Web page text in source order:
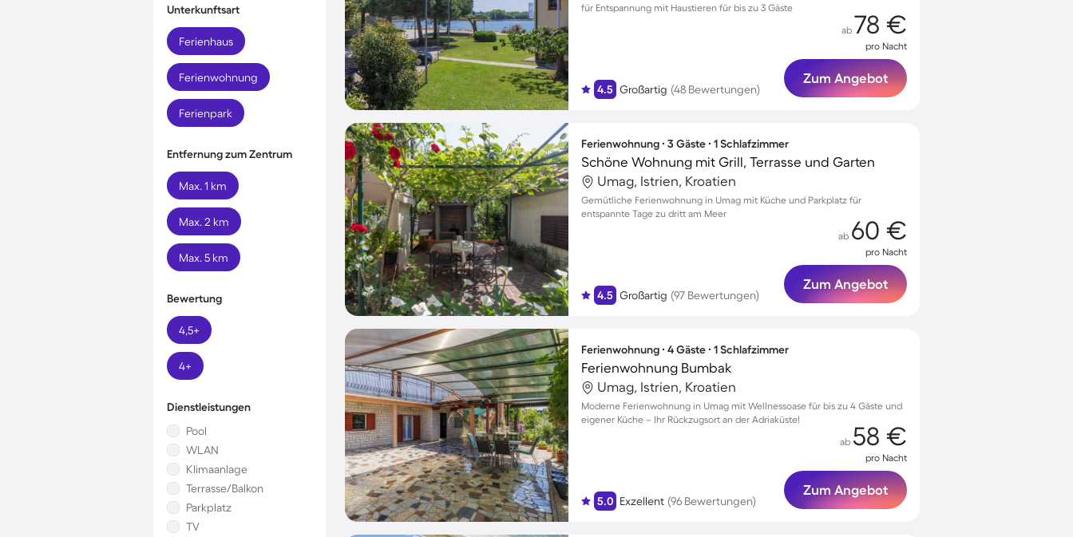
Unterkunftsart
Ferienhaus
Ferienwohnung
Ferienpark
Entfernung zum Zentrum
Max. 1 km
Max. 2 km
Max. 5 km
Bewertung
4,5+
4+
Dienstleistungen
Pool
WLAN
Klimaanlage
Terrasse/Balkon
Parkplatz
TV
für Entspannung mit Haustieren für bis zu 3 Gäste
4.5 Großartig (48 Bewertungen)
ab 78 €
pro Nacht
Zum Angebot
Ferienwohnung ∙ 3 Gäste ∙ 1 Schlafzimmer
Schöne Wohnung mit Grill, Terrasse und Garten
Umag, Istrien, Kroatien
Gemütliche Ferienwohnung in Umag mit Küche und Parkplatz für
entspannte Tage zu dritt am Meer
4.5 Großartig (97 Bewertungen)
ab 60 €
pro Nacht
Zum Angebot
Ferienwohnung ∙ 4 Gäste ∙ 1 Schlafzimmer
Ferienwohnung Bumbak
Umag, Istrien, Kroatien
Moderne Ferienwohnung in Umag mit Wellnessoase für bis zu 4 Gäste und
eigener Küche – Ihr Rückzugsort an der Adriaküste!
5.0 Exzellent (96 Bewertungen)
ab 58 €
pro Nacht
Zum Angebot